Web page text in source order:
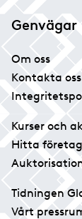
Genvägar
Om oss
Kontakta oss
Kurser och
Hitta företag
Tidningen
Vårt